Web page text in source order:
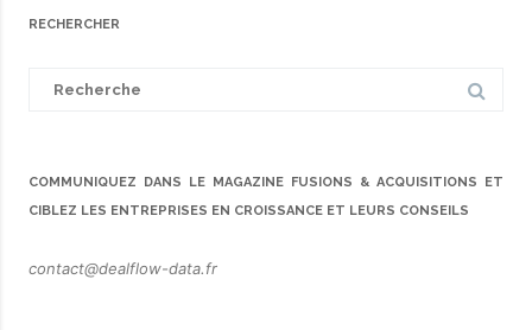
RECHERCHER
COMMUNIQUEZ DANS LE MAGAZINE FUSIONS & ACQUISITIONS ET
CIBLEZ LES ENTREPRISES EN CROISSANCE ET LEURS CONSEILS
contact@dealflow-data.fr